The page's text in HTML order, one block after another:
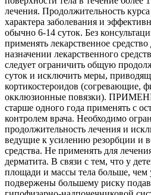
лечения. Продолжительность
характера заболевания и
обычно 6-14 суток. Без
применять лекарственное
назначении лекарственного
следует ограничить общую
суток и исключить меры,
кортикостероидов (согревающие,
окклюзионные повязки).
старше одного года применять с
контролем врача. Необходимо
продолжительность лечения и
ведущие к усилению резорбции и
средства. Не применять для
дерматита. В связи с тем, что у
площади и массы тела больше, чем
подвержены большему риску